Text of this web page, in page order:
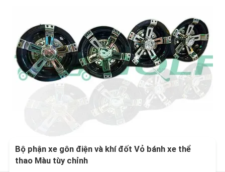
Bộ phận xe gôn điện và khí đốt Vỏ bánh xe thể
thao Màu tùy chỉnh